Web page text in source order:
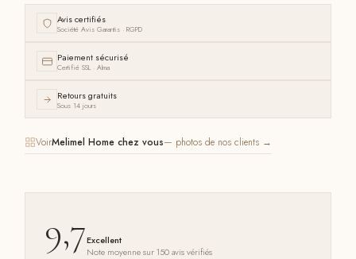
Avis certifiés
Société Avis Garantis · RGPD
Paiement sécurisé
Certifié SSL · Alma
Retours gratuits
Sous 14 jours
VoirMelimel Home chez vous— photos de nos clients →
9,7Excellent
Note moyenne sur 150 avis vérifiés